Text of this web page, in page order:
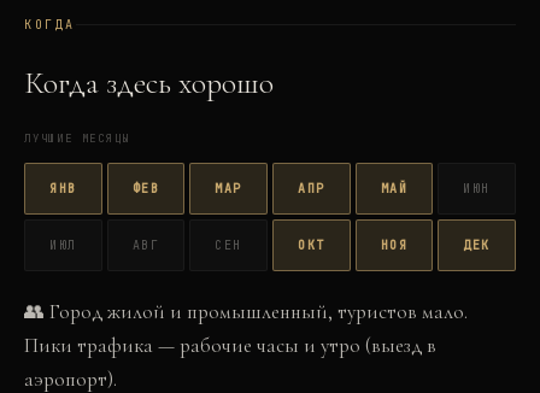
КОГДА
Когда здесь хорошо
ЛУЧШИЕ МЕСЯЦЫ
ЯНВ ФЕВ МАР АПР МАЙ ИЮН
ИЮЛ АВГ СЕН ОКТ НОЯ ДЕК
👥 Город жилой и промышленный, туристов мало.
Пики трафика — рабочие часы и утро (выезд в
аэропорт).